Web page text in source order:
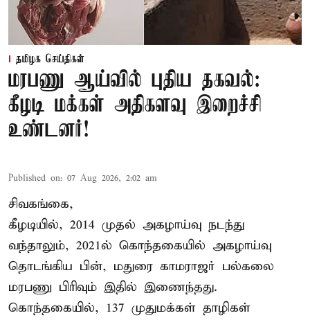
தமிழக செய்திகள்
மரபணு ஆய்வில் புதிய தகவல்:
கீழடி மக்கள் அதிகளவு இறைச்சி
உண்டனர்!
Published on: 07 Aug 2026, 2:02 am
சிவகங்கை,
கீழடியில், 2014 முதல் அகழாய்வு நடந்து
வந்தாலும், 2021ல் கொந்தகையில் அகழாய்வு
தொடங்கிய பின், மதுரை காமராஜர் பல்கலை
மரபணு பிரிவும் இதில் இணைந்தது.
கொந்தகையில், 137 முதுமக்கள் தாழிகள்